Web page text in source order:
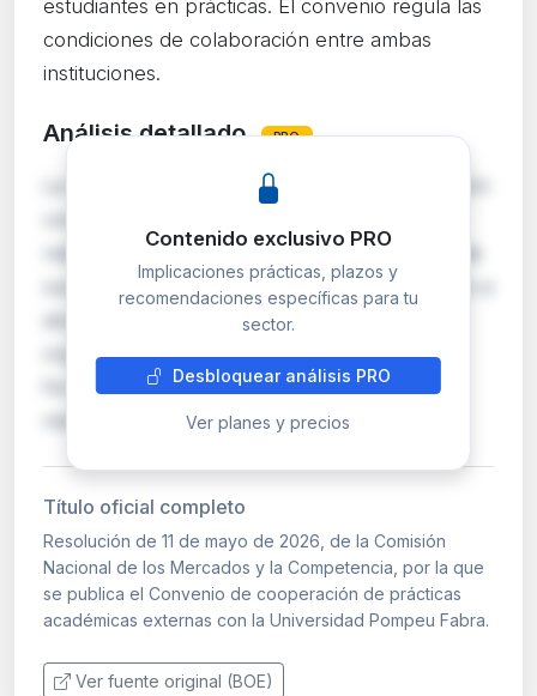
estudiantes en prácticas. El convenio regula las
condiciones de colaboración entre ambas
instituciones.
Análisis detallado PRO
La CNMC formaliza un convenio de cooperación
realización de prácticas académicas externas de
sus estudiantes. Este tipo de acuerdos permiten a
alumnos universitarios integrarse en el
organismo regulador para completar su
formación práctica. El convenio establece el
marco jurídico…
Contenido exclusivo PRO
Implicaciones prácticas, plazos y
recomendaciones específicas para tu
sector.
Desbloquear análisis PRO
Ver planes y precios
Título oficial completo
Resolución de 11 de mayo de 2026, de la Comisión
Nacional de los Mercados y la Competencia, por la que
se publica el Convenio de cooperación de prácticas
académicas externas con la Universidad Pompeu Fabra.
Ver fuente original (BOE)